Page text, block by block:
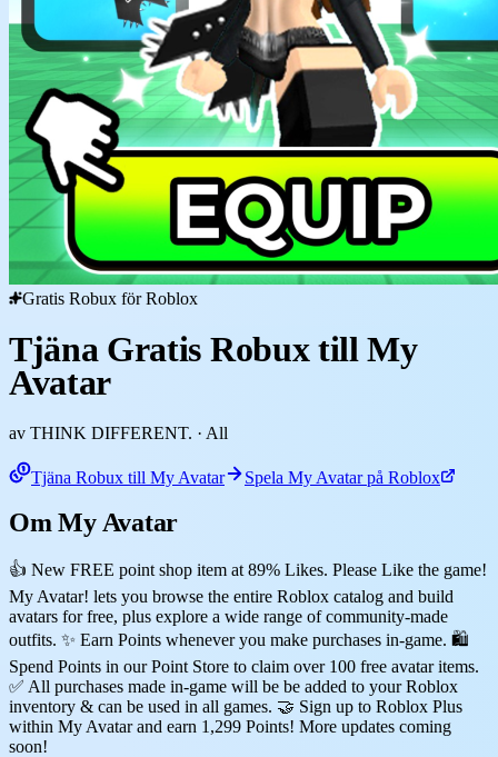
Gratis Robux för Roblox
Tjäna Gratis Robux till My
Avatar
av THINK DIFFERENT. · All
Tjäna Robux till My Avatar Spela My Avatar på Roblox
Om My Avatar
👍 New FREE point shop item at 89% Likes. Please Like the game!
My Avatar! lets you browse the entire Roblox catalog and build
avatars for free, plus explore a wide range of community-made
outfits. ✨ Earn Points whenever you make purchases in-game. 🛍️
Spend Points in our Point Store to claim over 100 free avatar items.
✅ All purchases made in-game will be be added to your Roblox
inventory & can be used in all games. 🤝 Sign up to Roblox Plus
within My Avatar and earn 1,299 Points! More updates coming
soon!